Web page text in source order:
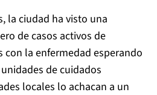
la ciudad ha visto una
de casos activos de
con la enfermedad esperando
de cuidados
locales lo achacan a un